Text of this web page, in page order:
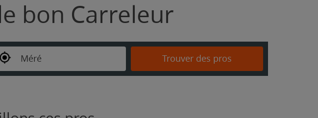
bon Carreleur
Méré Trouver des pros